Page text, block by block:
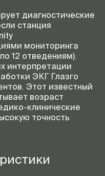
диагностические
станция
мониторинга
12 отведениям).
интерпретации
ЭКГ Глазго
Этот известный
возраст
клинические
точность